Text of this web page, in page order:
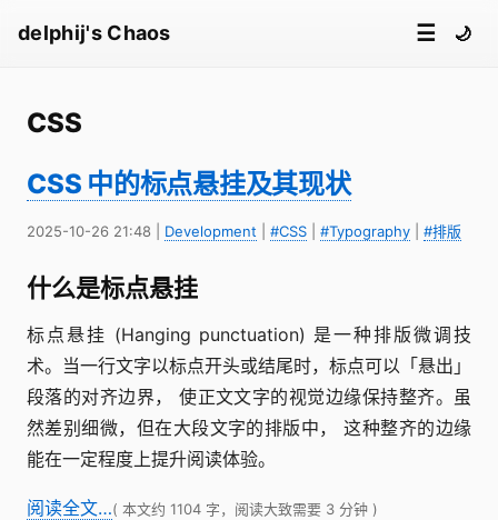
delphij's Chaos ☰ 🌙
CSS
CSS 中的标点悬挂及其现状
2025-10-26 21:48 Development #CSS #Typography #排版
什么是标点悬挂
标点悬挂 (Hanging punctuation) 是一种排版微调技
术。当一行文字以标点开头或结尾时，标点可以「悬出」
段落的对齐边界， 使正文文字的视觉边缘保持整齐。虽
然差别细微，但在大段文字的排版中， 这种整齐的边缘
能在一定程度上提升阅读体验。
阅读全文…( 本文约 1104 字，阅读大致需要 3 分钟 )